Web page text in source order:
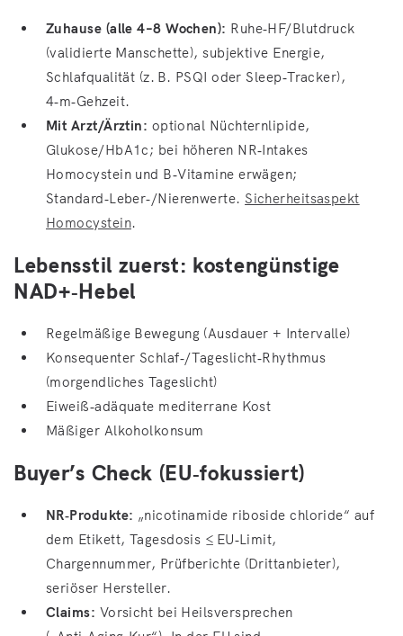
Zuhause (alle 4–8 Wochen): Ruhe‑HF/Blutdruck
(validierte Manschette), subjektive Energie,
Schlafqualität (z. B. PSQI oder Sleep‑Tracker),
4‑m‑Gehzeit.
Mit Arzt/Ärztin: optional Nüchternlipide,
Glukose/HbA1c; bei höheren NR‑Intakes
Homocystein und B‑Vitamine erwägen;
Standard‑Leber‑/Nierenwerte. Sicherheitsaspekt
Homocystein.
Lebensstil zuerst: kostengünstige
NAD+‑Hebel
Regelmäßige Bewegung (Ausdauer + Intervalle)
Konsequenter Schlaf‑/Tageslicht‑Rhythmus
(morgendliches Tageslicht)
Eiweiß‑adäquate mediterrane Kost
Mäßiger Alkoholkonsum
Buyer’s Check (EU‑fokussiert)
NR‑Produkte: „nicotinamide riboside chloride“ auf
dem Etikett, Tagesdosis ≤ EU‑Limit,
Chargennummer, Prüfberichte (Drittanbieter),
seriöser Hersteller.
Claims: Vorsicht bei Heilsversprechen